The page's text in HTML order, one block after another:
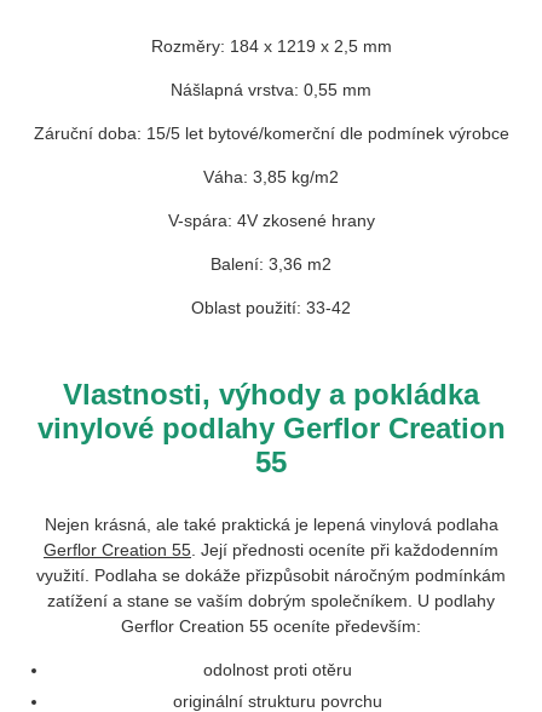
Rozměry: 184 x 1219 x 2,5 mm
Nášlapná vrstva: 0,55 mm
Záruční doba: 15/5 let bytové/komerční dle podmínek výrobce
Váha: 3,85 kg/m2
V-spára: 4V zkosené hrany
Balení: 3,36 m2
Oblast použití: 33-42
Vlastnosti, výhody a pokládka
vinylové podlahy Gerflor Creation
55
Nejen krásná, ale také praktická je lepená vinylová podlaha
Gerflor Creation 55 . Její přednosti oceníte při každodenním
využití. Podlaha se dokáže přizpůsobit náročným podmínkám
zatížení a stane se vaším dobrým společníkem. U podlahy
Gerflor Creation 55 oceníte především:
odolnost proti otěru
originální strukturu povrchu